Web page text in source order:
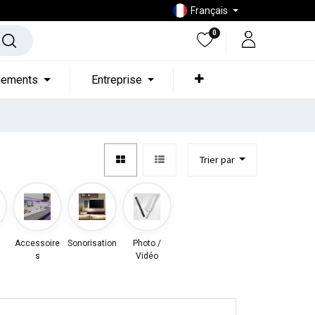
Français
0
Entreprise
Trier par
Accessoire
s
Sonorisation
Photo /
Vidéo